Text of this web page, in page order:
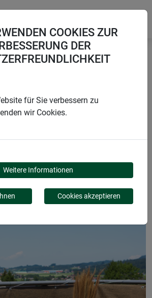
COOKIES ZUR
DER
für Sie verbessern zu
wir Cookies.
Weitere Informationen
Cookies akzeptieren